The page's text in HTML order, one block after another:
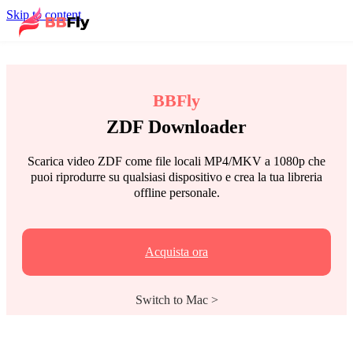
Skip to content
BBFly
ZDF Downloader
Scarica video ZDF come file locali MP4/MKV a 1080p che
puoi riprodurre su qualsiasi dispositivo e crea la tua libreria
offline personale.
Acquista ora
Switch to Mac >